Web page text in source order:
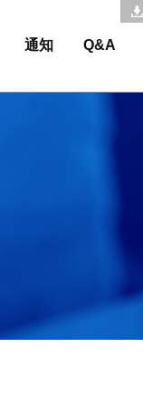
通知 Q&A